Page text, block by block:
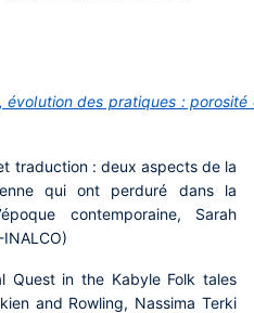
évolution des pratiques :
traduction : deux aspects de la
qui ont perduré dans la
contemporaine, Sarah
Quest in the Kabyle Folk tales
and Rowling, Nassima Terki